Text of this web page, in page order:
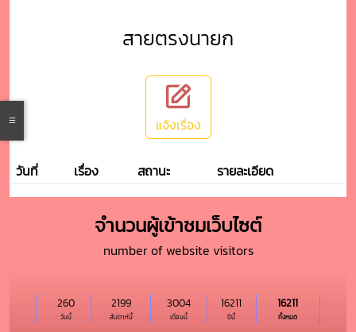
สายตรงนายก
แจ้งเรื่อง
วันที่ เรื่อง สถานะ รายละเอียด
จำนวนผู้เข้าชมเว็บไซต์
number of website visitors
วันนี้
260
สัปดาห์นี้
2199
เดือนนี้
3004
ปีนี้
16211
ทั้งหมด
16211